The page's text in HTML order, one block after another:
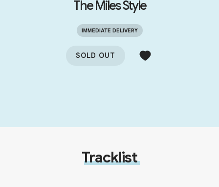
The Miles Style
IMMEDIATE DELIVERY
SOLD OUT
Tracklist